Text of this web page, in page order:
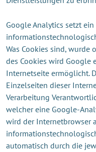
Google Analytics setzt
Was Cookies sind, wurde
des Cookies wird Google
Internetseite ermöglicht.
Einzelseiten dieser
Verarbeitung
welcher eine Google-
wird der Internetbrowser
automatisch durch die